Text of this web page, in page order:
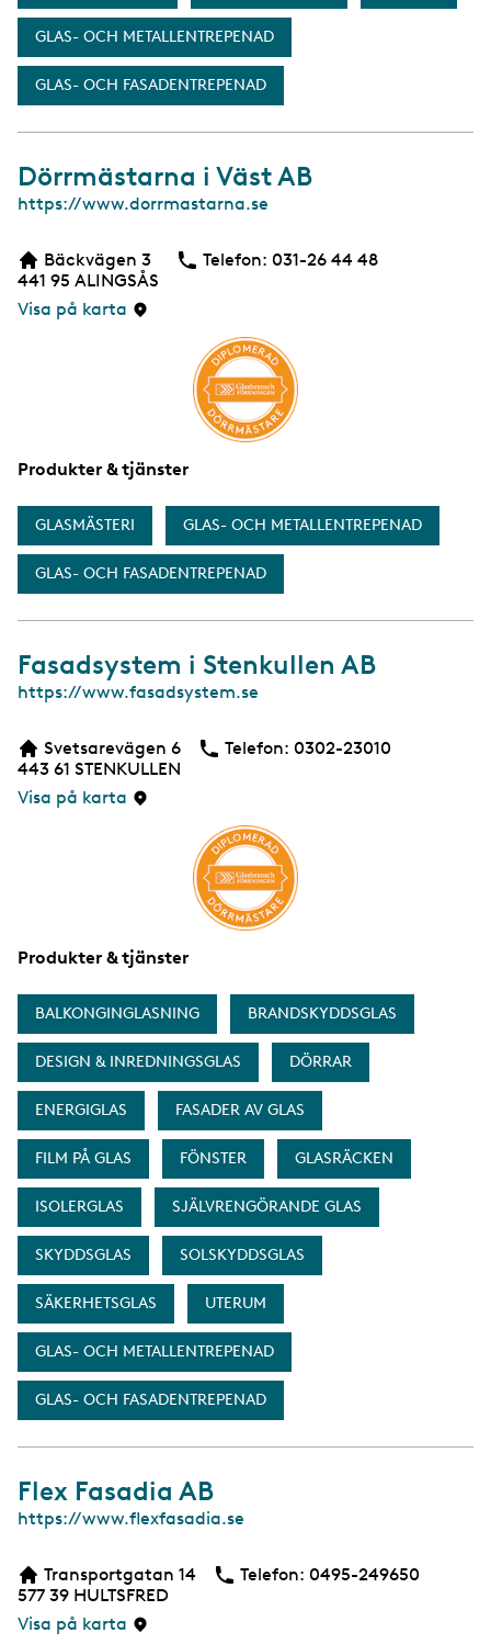
GLAS- OCH METALLENTREPENAD
GLAS- OCH FASADENTREPENAD
Dörrmästarna i Väst AB
W
b
s
i
https://www.dorrmastarna.se
Bäckvägen 3
441 95 ALINGSÅS
Visa på karta
Telefon: Telefon
031-26 44 48
Produkter & tjänster
GLASMÄSTERI GLAS- OCH METALLENTREPENAD
GLAS- OCH FASADENTREPENAD
Fasadsystem i Stenkullen AB
W
b
s
i
https://www.fasadsystem.se
Svetsarevägen 6
443 61 STENKULLEN
Visa på karta
Telefon: Telefon
0302-23010
Produkter & tjänster
BALKONGINGLASNING BRANDSKYDDSGLAS
DESIGN & INREDNINGSGLAS DÖRRAR
ENERGIGLAS FASADER AV GLAS
FILM PÅ GLAS FÖNSTER GLASRÄCKEN
ISOLERGLAS SJÄLVRENGÖRANDE GLAS
SKYDDSGLAS SOLSKYDDSGLAS
SÄKERHETSGLAS UTERUM
GLAS- OCH METALLENTREPENAD
GLAS- OCH FASADENTREPENAD
Flex Fasadia AB
W
b
s
i
https://www.flexfasadia.se
Transportgatan 14
577 39 HULTSFRED
Visa på karta
Telefon: Telefon
0495-249650